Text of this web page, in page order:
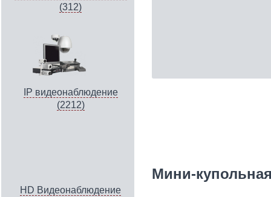
(312)
IP видеонаблюдение
(2212)
HD Видеонаблюдение
Мини-